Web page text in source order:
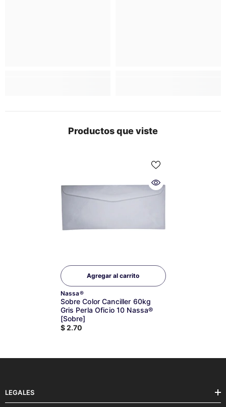
Productos que viste
Agregar al carrito
Marca:
Nassa®
Sobre Color Canciller 60kg
Gris Perla Oficio 10 Nassa®
[Sobre]
$ 2.70
LEGALES